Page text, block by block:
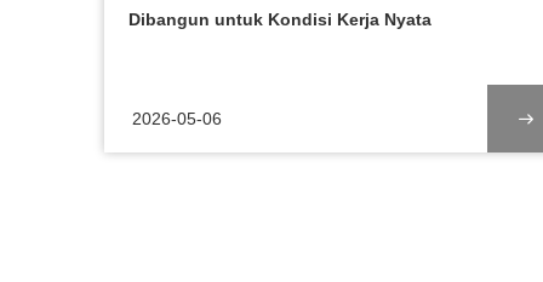
Dibangun untuk Kondisi Kerja Nyata
2026-05-06